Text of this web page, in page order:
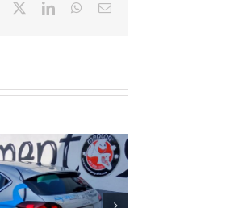
Facebook LinkedInWhatsApp
Correo
VINILO AL CARBONO